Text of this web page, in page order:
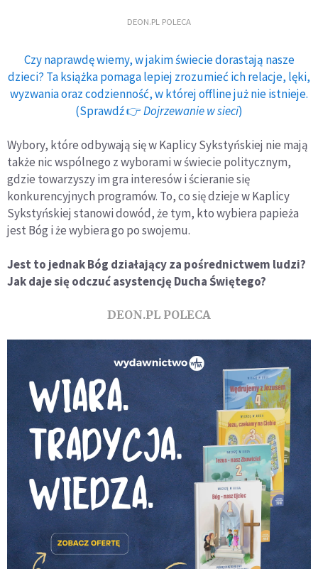
DEON.PL POLECA
Czy naprawdę wiemy, w jakim świecie dorastają nasze
dzieci? Ta książka pomaga lepiej zrozumieć ich relacje, lęki,
wyzwania oraz codzienność, w której offline już nie istnieje.
(Sprawdź 👉Dojrzewanie w sieci)
Wybory, które odbywają się w Kaplicy Sykstyńskiej nie mają
także nic wspólnego z wyborami w świecie politycznym,
gdzie towarzyszy im gra interesów i ścieranie się
konkurencyjnych programów. To, co się dzieje w Kaplicy
Sykstyńskiej stanowi dowód, że tym, kto wybiera papieża
jest Bóg i że wybiera go po swojemu.
Jest to jednak Bóg działający za pośrednictwem ludzi?
Jak daje się odczuć asystencję Ducha Świętego?
DEON.PL POLECA